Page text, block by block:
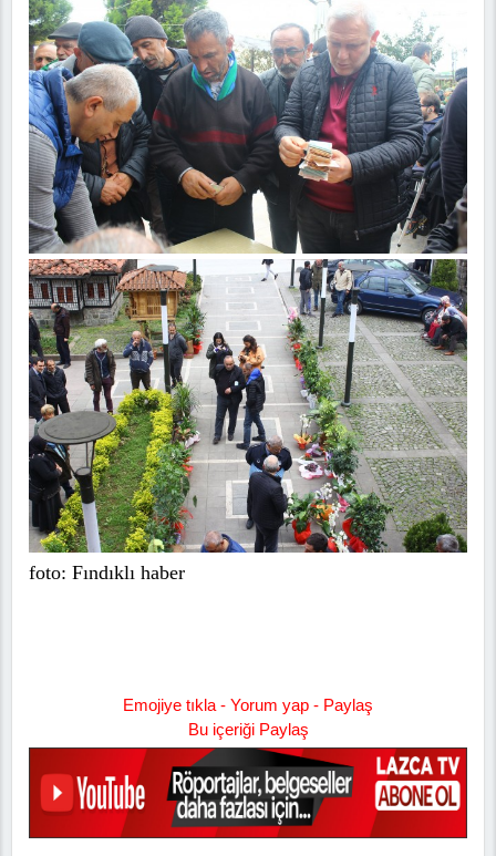
foto: Fındıklı haber
Emojiye tıkla - Yorum yap - Paylaş
Bu içeriği Paylaş